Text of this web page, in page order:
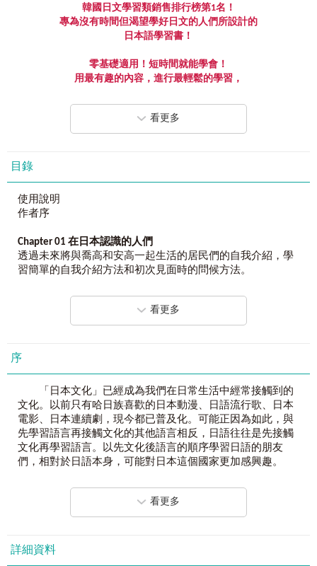
韓國日文學習類銷售排行榜第1名！
專為沒有時間但渴望學好日文的人們所設計的
日本語學習書！
零基礎適用！短時間就能學會！
用最有趣的內容，進行最輕鬆的學習，
本書作者──山野內扶老師為韓星指定御用日文老師。
連沒空專心學習的韓星，都一看就懂、一學就會！
《我的第一本日本語學習書：連韓星都是這樣學日文》
書！
連工作滿檔的韓星都能學好日文，你也一定可以！
■
想進軍日本的韓星們都盛讚的學習法！
用日本人的一天學習基礎日文，連結日語與生活情境。用有
趣又貼近生活的內容，無痛學習、一次學好基礎日文。
山野內扶老師專為初學者設計的學習課程，從50音開始，循
以日常會話為學習主軸，搭配日籍老師親錄音檔，進行跟讀
學習，就算初學者也能夠馬上開口說日文。
《我的第一本日本語學習書：連韓星都是這樣學日文》
完全顛覆日語學習的迷思！
出版15年，成功幫助上萬名讀者順利學好日文，
有趣內容、輕鬆學習，學習成果立即見效！
最有效的方法
透過看圖說、聽故事的方式，搭配每篇的重點文法概念說
明，最後實際動手寫練習題，聽說讀寫四管齊下，不想學會
看更多
目錄
使用說明
作者序
Chapter 01 在日本認識的人們
透過未來將與喬高和安高一起生活的居民們的自我介紹，學
習簡單的自我介紹方法和初次見面時的問候方法。
 初次見面時問候方法
日語的早晨、中午、晚上的問候語都有不一樣的用法喔！在
 早晨的問候語
 中午（白天）的問候語
 晚上的問候語
 睡前的問候語
Chapter 03用日語問候II
由紀在上學前和放學後問候媽媽和小貓們，學習日語的各種
Chapter 04
看更多
序
「日本文化」已經成為我們在日常生活中經常接觸到的
文化。以前只有哈日族喜歡的日本動漫、日語流行歌、日本
電影、日本連續劇，現今都已普及化。可能正因為如此，與
先學習語言再接觸文化的其他語言相反，日語往往是先接觸
文化再學習語言。以先文化後語言的順序學習日語的朋友
們，相對於日語本身，可能對日本這個國家更加感興趣。
日本是什麼樣的地方？日本生活著什麼樣的人？
跟韓國類似但又不同的日本！不同在哪裡？如何不同
為了幫助抱有這種疑問的人們，筆者希望，讀者透過在
看更多
詳細資料